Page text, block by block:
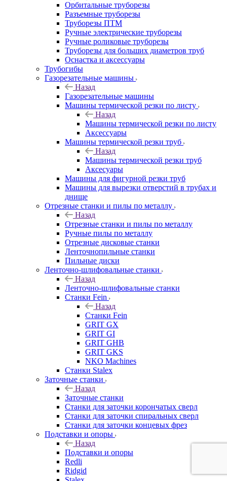
Орбитальные труборезы
Разъемные труборезы
Труборезы ПТМ
Ручные электрические труборезы
Ручные роликовые труборезы
Труборезы для больших диаметров труб
Оснастка и аксессуары
Трубогибы
Газорезательные машины
Назад
Газорезательные машины
Машины термической резки по листу
Назад
Машины термической резки по листу
Аксессуары
Машины термической резки труб
Назад
Машины термической резки труб
Аксесуары
Машины для фигурной резки труб
Машины для вырезки отверстий в трубах и
днище
Отрезные станки и пилы по металлу
Назад
Отрезные станки и пилы по металлу
Ручные пилы по металлу
Отрезные дисковые станки
Ленточнопильные станки
Пильные диски
Ленточно-шлифовальные станки
Назад
Ленточно-шлифовальные станки
Станки Fein
Назад
Станки Fein
GRIT GX
GRIT GI
GRIT GHB
GRIT GKS
NKO Machines
Станки Stalex
Заточные станки
Назад
Заточные станки
Станки для заточки корончатых сверл
Станки для заточки спиральных сверл
Станки для заточки концевых фрез
Подставки и опоры
Назад
Подставки и опоры
Redli
Ridgid